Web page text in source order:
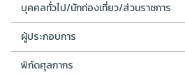
บุคคลทั่วไป/นักท่องเที่ยว/ส่วนราชการ
ผู้ประกอบการ
พิกัดศุลกากร